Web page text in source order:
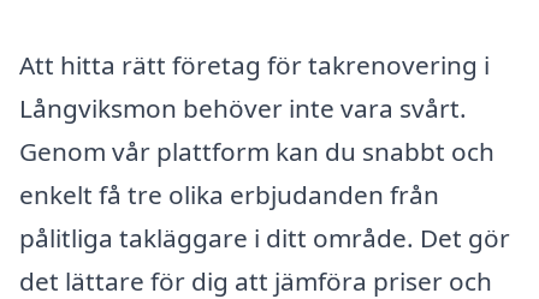
Att hitta rätt företag för takrenovering i
Långviksmon behöver inte vara svårt.
Genom vår plattform kan du snabbt och
enkelt få tre olika erbjudanden från
pålitliga takläggare i ditt område. Det gör
det lättare för dig att jämföra priser och